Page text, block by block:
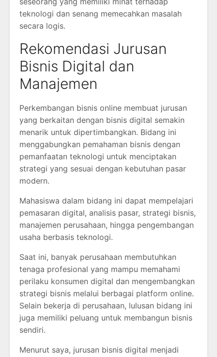
teknologi dan senang memecahkan masalah
secara logis.
Rekomendasi Jurusan
Bisnis Digital dan
Manajemen
Perkembangan bisnis online membuat jurusan
yang berkaitan dengan bisnis digital semakin
menarik untuk dipertimbangkan. Bidang ini
menggabungkan pemahaman bisnis dengan
pemanfaatan teknologi untuk menciptakan
strategi yang sesuai dengan kebutuhan pasar
modern.
Mahasiswa dalam bidang ini dapat mempelajari
pemasaran digital, analisis pasar, strategi bisnis,
manajemen perusahaan, hingga pengembangan
usaha berbasis teknologi.
Saat ini, banyak perusahaan membutuhkan
tenaga profesional yang mampu memahami
perilaku konsumen digital dan mengembangkan
strategi bisnis melalui berbagai platform online.
Selain bekerja di perusahaan, lulusan bidang ini
juga memiliki peluang untuk membangun bisnis
sendiri.
Menurut saya, jurusan bisnis digital menjadi